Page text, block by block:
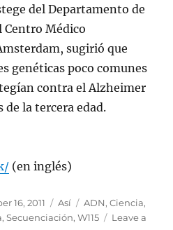
del Departamento de
Centro Médico
sugirió que
genéticas poco comunes
contra el Alzheimer
de la tercera edad.
(en inglés)
16, 2011 Categories
Así Tags
ADN,Ciencia,
,Secuenciación,W115
Leave a